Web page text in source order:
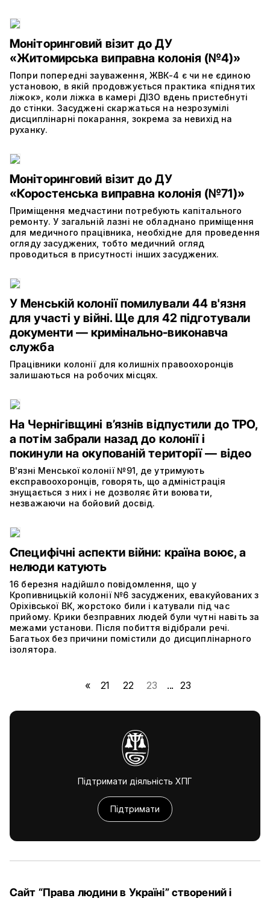
Моніторинговий візит до ДУ
«Житомирська виправна колонія (№4)»
Попри попередні зауваження, ЖВК-4 є чи не єдиною
установою, в якій продовжується практика «піднятих
ліжок», коли ліжка в камері ДІЗО вдень пристебнуті
до стінки. Засуджені скаржаться на незрозумілі
дисциплінарні покарання, зокрема за невихід на
руханку.
Моніторинговий візит до ДУ
«Коростенська виправна колонія (№71)»
Приміщення медчастини потребують капітального
ремонту. У загальній лазні не обладнано приміщення
для медичного працівника, необхідне для проведення
огляду засуджених, тобто медичний огляд
проводиться в присутності інших засуджених.
У Менській колонії помилували 44 в'язня
для участі у війні. Ще для 42 підготували
документи — кримінально-виконавча
служба
Працівники колонії для колишніх правоохоронців
залишаються на робочих місцях.
На Чернігівщині в’язнів відпустили до ТРО,
а потім забрали назад до колонії і
покинули на окупованій території — відео
В'язні Менської колонії №91, де утримують
експравоохоронців, говорять, що адміністрація
знущається з них і не дозволяє йти воювати,
незважаючи на бойовий досвід.
Специфічні аспекти війни: країна воює, а
нелюди катують
16 березня надійшло повідомлення, що у
Кропивницькій колонії №6 засуджених, евакуйованих з
Оріхівської ВК, жорстоко били і катували під час
прийому. Крики безправних людей були чутні навіть за
межами установи. Після побиття відібрали речі.
Багатьох без причини помістили до дисциплінарного
ізолятора.
« 21 22 23 ... 23
Підтримати діяльність ХПГ
Підтримати
Сайт “Права людини в Україні” створений і